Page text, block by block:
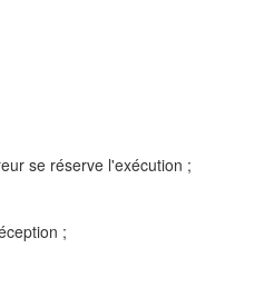
se réserve l'exécution ;
;